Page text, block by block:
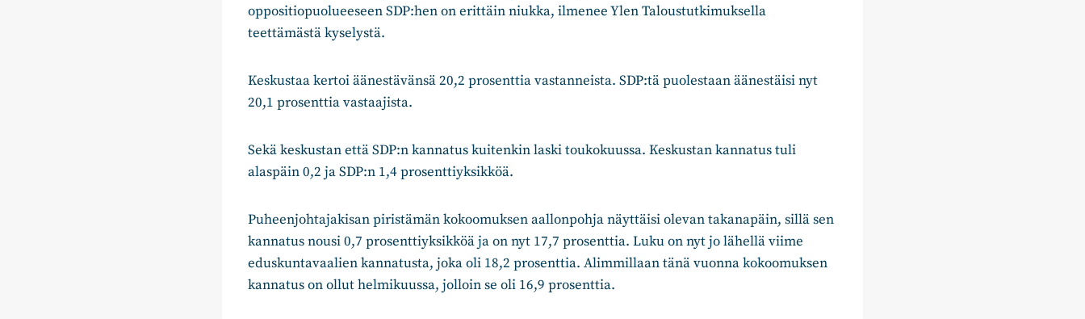
oppositiopuolueeseen SDP:hen on erittäin niukka, ilmenee Ylen Taloustutkimuksella
teettämästä kyselystä.
Keskustaa kertoi äänestävänsä 20,2 prosenttia vastanneista. SDP:tä puolestaan äänestäisi nyt
20,1 prosenttia vastaajista.
Sekä keskustan että SDP:n kannatus kuitenkin laski toukokuussa. Keskustan kannatus tuli
alaspäin 0,2 ja SDP:n 1,4 prosenttiyksikköä.
Puheenjohtajakisan piristämän kokoomuksen aallonpohja näyttäisi olevan takanapäin, sillä sen
kannatus nousi 0,7 prosenttiyksikköä ja on nyt 17,7 prosenttia. Luku on nyt jo lähellä viime
eduskuntavaalien kannatusta, joka oli 18,2 prosenttia. Alimmillaan tänä vuonna kokoomuksen
kannatus on ollut helmikuussa, jolloin se oli 16,9 prosenttia.